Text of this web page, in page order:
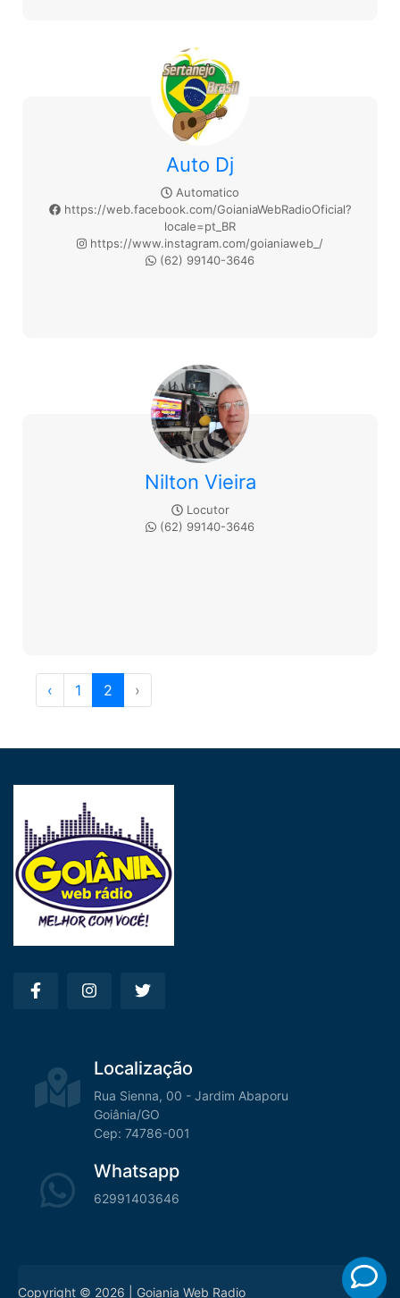
Auto Dj
Automatico
https://web.facebook.com/GoianiaWebRadioOficial?
locale=pt_BR
https://www.instagram.com/goianiaweb_/
(62) 99140-3646
Nilton Vieira
Locutor
(62) 99140-3646
‹ 1 2 ›
Localização
Rua Sienna, 00 - Jardim Abaporu
Goiânia/GO
Cep: 74786-001
Whatsapp
62991403646
Copyright © 2026 | Goiania Web Radio